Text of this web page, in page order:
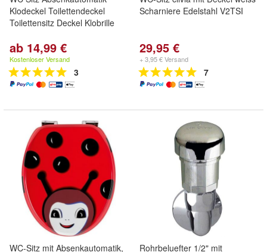
Klodeckel Toilettendeckel
Toilettensitz Deckel Klobrille
ab 14,99 €
Kostenloser Versand
3
Scharniere Edelstahl V2TSI
29,95 €
+ 3,95 € Versand
7
WC-Sitz mit Absenkautomatik,
Rohrbeluefter 1/2" mit